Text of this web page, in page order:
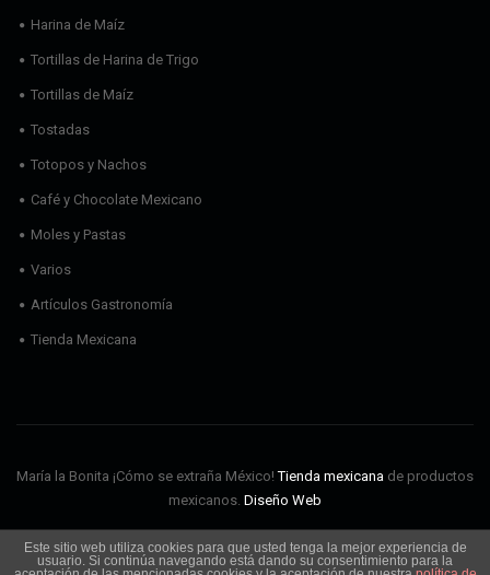
Este sitio web utiliza cookies para que usted tenga la mejor experiencia de
usuario. Si continúa navegando está dando su consentimiento para la
Harina de Maíz
Tortillas de Harina de Trigo
Tortillas de Maíz
Tostadas
Totopos y Nachos
Café y Chocolate Mexicano
Moles y Pastas
Varios
Artículos Gastronomía
Tienda Mexicana
María la Bonita ¡Cómo se extraña México!Tienda mexicana de productos
mexicanos. Diseño Web
Envíos Aviso Legal Política de cookies
Política de privacidad